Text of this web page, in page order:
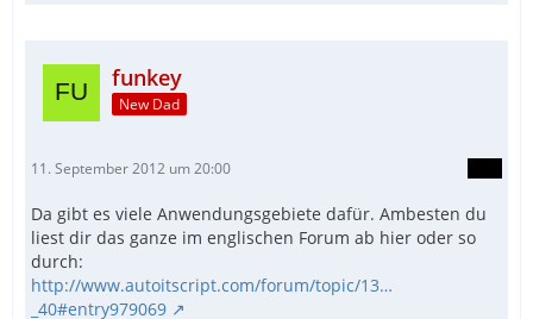
funkey
New Dad
11. September 2012 um 20:00
Da gibt es viele Anwendungsgebiete dafür. Ambesten du
liest dir das ganze im englischen Forum ab hier oder so
durch:
http://www.autoitscript.com/forum/topic/13…
_40#entry979069